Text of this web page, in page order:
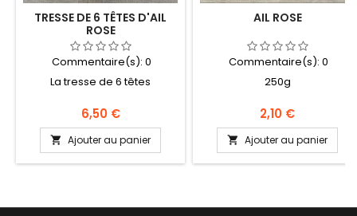
TRESSE DE 6 TÊTES D'AIL
ROSE
Commentaire(s): 0
La tresse de 6 têtes
Prix
6,50 €
 Ajouter au panier
AIL ROSE
Commentaire(s): 0
250g
Prix
2,10 €
 Ajouter au panier